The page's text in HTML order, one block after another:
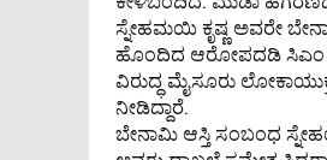
ಸ್ನೇಹಮಯಿ ಕೃಷ್ಣ ಅವರೇ
ಹೊಂದಿದ ಆರೋಪದಡಿ ಸಿಎಂ
ವಿರುದ್ಧ ಮೈಸೂರು
ನೀಡಿದ್ದಾರೆ.
ಬೇನಾಮಿ ಆಸ್ತಿ ಸಂಬಂಧ